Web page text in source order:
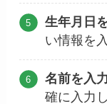
生年月日
い情報を
名前を入
確に入力